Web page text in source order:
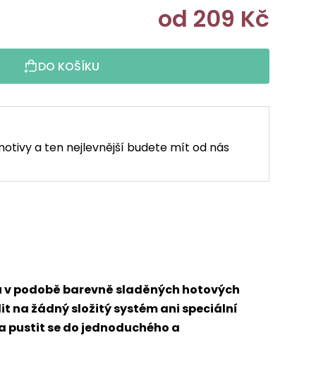
od 209 Kč
DO KOŠÍKU
a ten nejlevnější budete mít od nás
podobě barevně sladěných hotových
na žádný složitý systém ani speciální
pustit se do jednoduchého a